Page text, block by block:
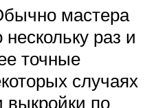
мастера
раз и
точные
случаях
выкройки по